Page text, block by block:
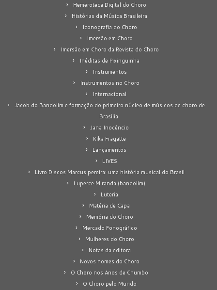
Hemeroteca Digital do Choro
Histórias da Música Brasileira
Iconografia do Choro
Imersão em Choro
Imersão em Choro da Revista do Choro
Inéditas de Pixinguinha
Instrumentos
Instrumentos no Choro
Internacional
Jacob do Bandolim e formação do primeiro núcleo de músicos de choro de
Brasília
Jana Inocêncio
Kika Fragatte
Lançamentos
LIVES
Livro Discos Marcus pereira: uma história musical do Brasil
Luperce Miranda (bandolim)
Luteria
Matéria de Capa
Memória do Choro
Mercado Fonográfico
Mulheres do Choro
Notas da editora
Novos nomes do Choro
O Choro nos Anos de Chumbo
O Choro pelo Mundo